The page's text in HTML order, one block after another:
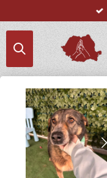
principal